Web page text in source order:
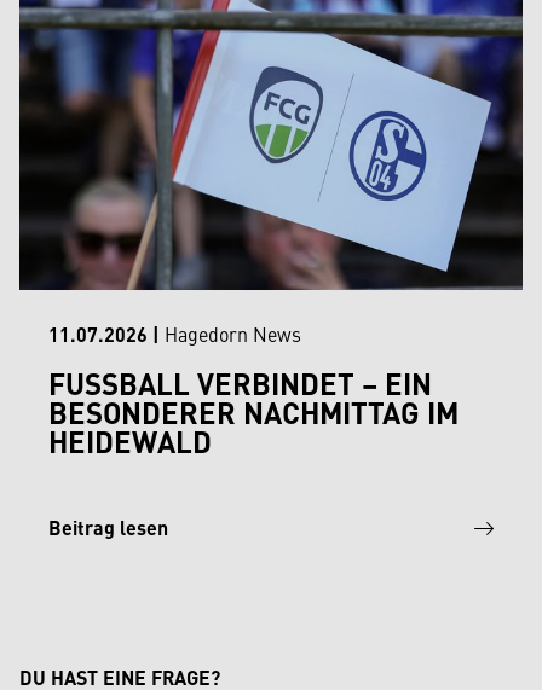
11.07.2026 | Hagedorn News
FUSSBALL VERBINDET – EIN B
ESONDERER NACHMITTAG IM H
EIDEWALD
Beitrag lesen
DU HAST EINE FRAGE?